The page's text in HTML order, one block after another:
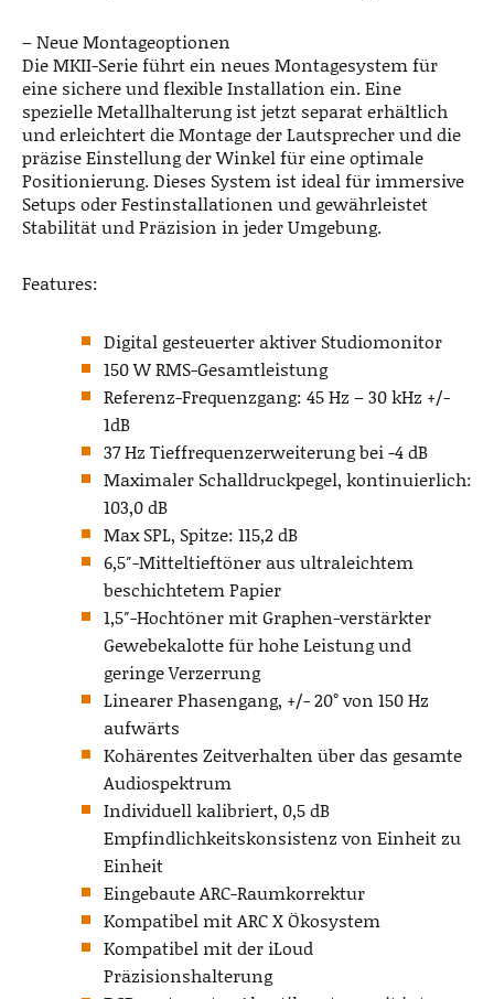
– Neue Montageoptionen
Die MKII-Serie führt ein neues Montagesystem für
eine sichere und flexible Installation ein. Eine
spezielle Metallhalterung ist jetzt separat erhältlich
und erleichtert die Montage der Lautsprecher und die
präzise Einstellung der Winkel für eine optimale
Positionierung. Dieses System ist ideal für immersive
Setups oder Festinstallationen und gewährleistet
Stabilität und Präzision in jeder Umgebung.
Features:
Digital gesteuerter aktiver Studiomonitor
150 W RMS-Gesamtleistung
Referenz-Frequenzgang: 45 Hz – 30 kHz +/-
1dB
37 Hz Tieffrequenzerweiterung bei -4 dB
Maximaler Schalldruckpegel, kontinuierlich:
103,0 dB
Max SPL, Spitze: 115,2 dB
6,5″-Mitteltieftöner aus ultraleichtem
beschichtetem Papier
1,5″-Hochtöner mit Graphen-verstärkter
Gewebekalotte für hohe Leistung und
geringe Verzerrung
Linearer Phasengang, +/- 20° von 150 Hz
aufwärts
Kohärentes Zeitverhalten über das gesamte
Audiospektrum
Individuell kalibriert, 0,5 dB
Empfindlichkeitskonsistenz von Einheit zu
Einheit
Eingebaute ARC-Raumkorrektur
Kompatibel mit ARC X Ökosystem
Kompatibel mit der iLoud
Präzisionshalterung